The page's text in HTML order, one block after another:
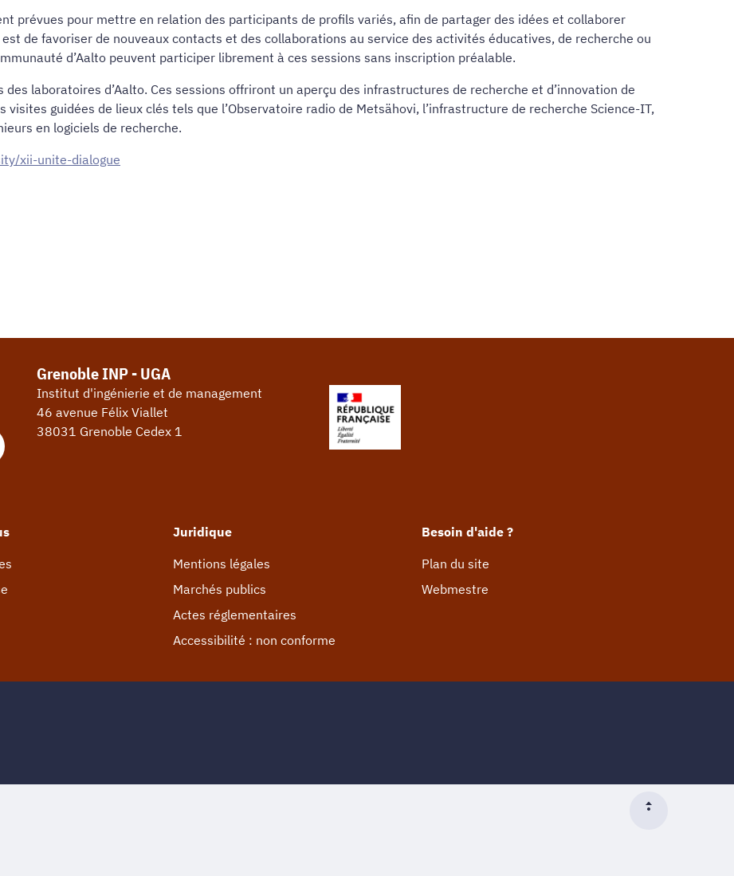
prévues pour mettre en relation des participants de profils variés, afin de partager des idées et collaborer
de favoriser de nouveaux contacts et des collaborations au service des activités éducatives, de recherche ou
d’Aalto peuvent participer librement à ces sessions sans inscription préalable.
laboratoires d’Aalto. Ces sessions offriront un aperçu des infrastructures de recherche et d’innovation de
guidées de lieux clés tels que l’Observatoire radio de Metsähovi, l’infrastructure de recherche Science-IT,
en logiciels de recherche.
xii-unite-dialogue
Grenoble INP - UGA
Institut d'ingénierie et de management
46 avenue Félix Viallet
38031 Grenoble Cedex 1
Juridique
Mentions légales
Marchés publics
Actes réglementaires
Accessibilité : non conforme
Besoin d'aide ?
Plan du site
Webmestre